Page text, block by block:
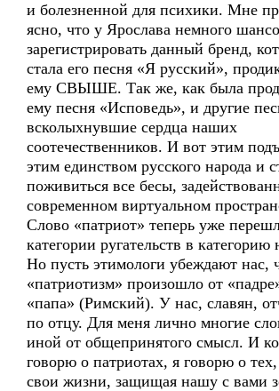
и болезненной для психики. Мне
ясно, что у Ярослава немного
зарегистрировать данный бренд,
стала его песня «Я русский»,
ему СВЫШЕ. Так же, как была
ему песня «Исповедь», и другие
всколыхнувшие сердца наших
соотечественников. И вот этим
этим единством русского народа и
поживиться все бесы,
современном виртуальном
Слово «патриот» теперь уже
категории ругательств в
Но пусть этимологи убеждают нас,
«патриотизм» произошло от
«папа» (Римский). У нас, славян,
по отцу. Для меня лично многие
иной от общепринятого смысл. И
говорю о патриотах, я говорю о
свои жизни, защищая нашу с вами